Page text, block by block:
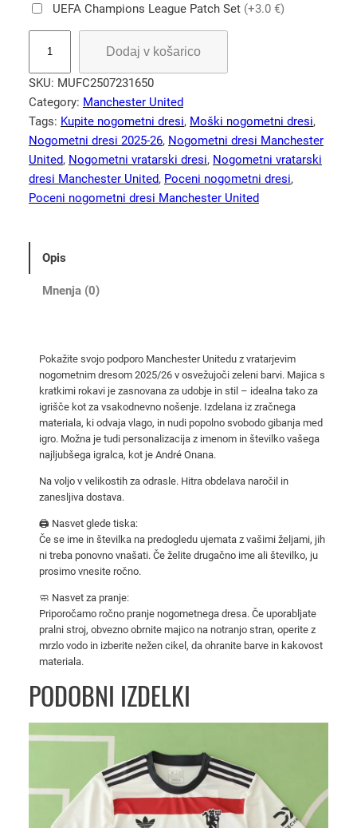
UEFA Champions League Patch Set (+3.0 €)
n
c
h
e
s
t
e
r
2
/
Dodaj v košarico
SKU: MUFC2507231650
Category: Manchester United
Tags: Kupite nogometni dresi, Moški nogometni dresi
Nogometni dresi 2025-26, Nogometni dresi Manchester
United, Nogometni vratarski dresi, Nogometni vratarski
dresi Manchester United, Poceni nogometni dresi
Poceni nogometni dresi Manchester United
Opis
Mnenja (0)
Pokažite svojo podporo Manchester Unitedu z vratarjevim
nogometnim dresom 2025/26 v osvežujoči zeleni barvi. Majica s
kratkimi rokavi je zasnovana za udobje in stil – idealna tako za
igrišče kot za vsakodnevno nošenje. Izdelana iz zračnega
materiala, ki odvaja vlago, in nudi popolno svobodo gibanja med
igro. Možna je tudi personalizacija z imenom in številko vašega
najljubšega igralca, kot je André Onana.
Na voljo v velikostih za odrasle. Hitra obdelava naročil in
zanesljiva dostava.
🖨️ Nasvet glede tiska:
Če se ime in številka na predogledu ujemata z vašimi željami, jih
ni treba ponovno vnašati. Če želite drugačno ime ali številko, ju
prosimo vnesite ročno.
🧼 Nasvet za pranje:
Priporočamo ročno pranje nogometnega dresa. Če uporabljate
pralni stroj, obvezno obrnite majico na notranjo stran, operite z
mrzlo vodo in izberite nežen cikel, da ohranite barve in kakovost
materiala.
PODOBNI IZDELKI